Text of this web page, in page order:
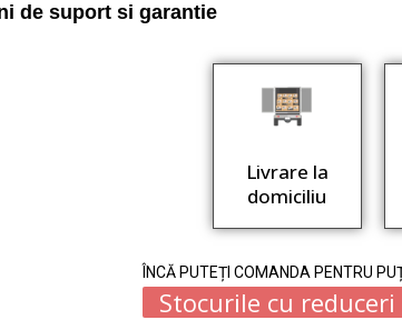
de suport si garantie
Livrare la
domiciliu
ÎNCĂ PUTEȚI COMANDA PENTRU
Stocurile cu reduceri